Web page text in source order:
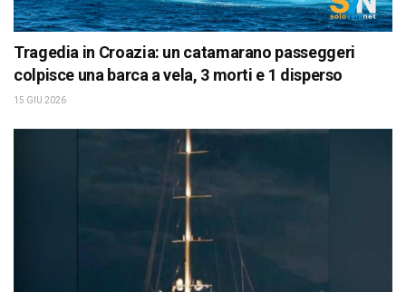
Tragedia in Croazia: un catamarano passeggeri
colpisce una barca a vela, 3 morti e 1 disperso
15 GIU 2026